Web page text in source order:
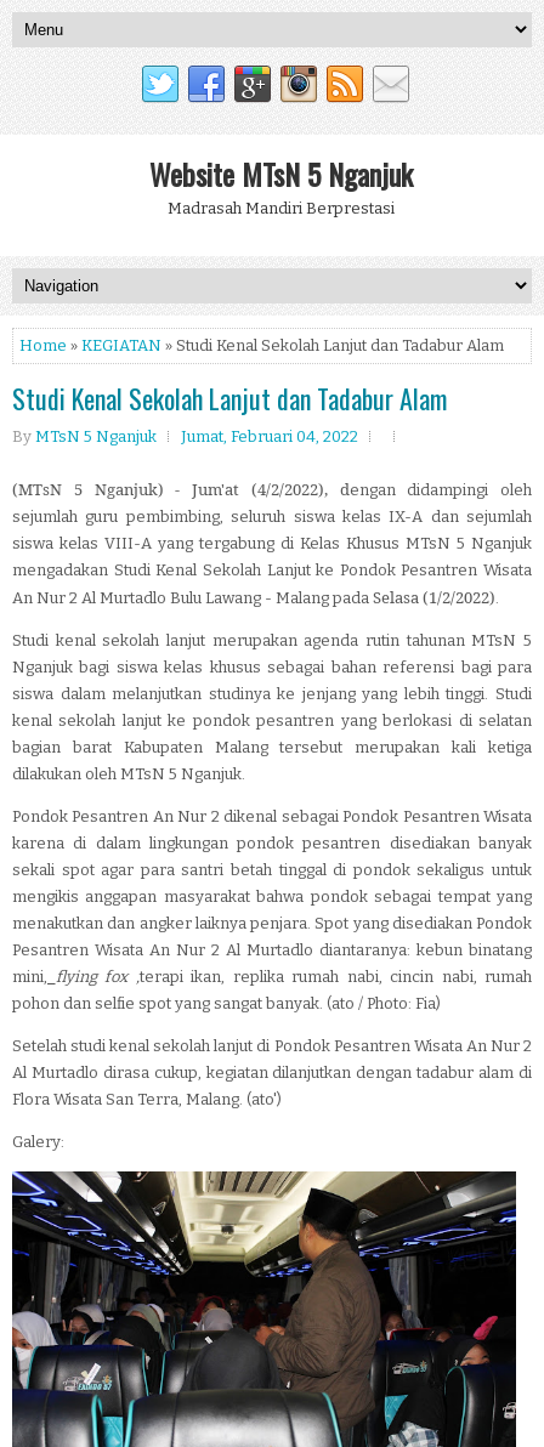
Website MTsN 5 Nganjuk
Madrasah Mandiri Berprestasi
Home » KEGIATAN » Studi Kenal Sekolah Lanjut dan Tadabur Alam
Studi Kenal Sekolah Lanjut dan Tadabur Alam
By MTsN 5 Nganjuk Jumat, Februari 04, 2022
(MTsN 5 Nganjuk) - Jum'at (4/2/2022), dengan didampingi oleh
sejumlah guru pembimbing, seluruh siswa kelas IX-A dan sejumlah
siswa kelas VIII-A yang tergabung di Kelas Khusus MTsN 5 Nganjuk
mengadakan Studi Kenal Sekolah Lanjut ke Pondok Pesantren Wisata
An Nur 2 Al Murtadlo Bulu Lawang - Malang pada Selasa (1/2/2022).
Studi kenal sekolah lanjut merupakan agenda rutin tahunan MTsN 5
Nganjuk bagi siswa kelas khusus sebagai bahan referensi bagi para
siswa dalam melanjutkan studinya ke jenjang yang lebih tinggi. Studi
kenal sekolah lanjut ke pondok pesantren yang berlokasi di selatan
bagian barat Kabupaten Malang tersebut merupakan kali ketiga
dilakukan oleh MTsN 5 Nganjuk.
Pondok Pesantren An Nur 2 dikenal sebagai Pondok Pesantren Wisata
karena di dalam lingkungan pondok pesantren disediakan banyak
sekali spot agar para santri betah tinggal di pondok sekaligus untuk
mengikis anggapan masyarakat bahwa pondok sebagai tempat yang
menakutkan dan angker laiknya penjara. Spot yang disediakan Pondok
Pesantren Wisata An Nur 2 Al Murtadlo diantaranya: kebun binatang
mini, flying fox ,terapi ikan, replika rumah nabi, cincin nabi, rumah
pohon dan selfie spot yang sangat banyak. (ato / Photo: Fia)
Setelah studi kenal sekolah lanjut di Pondok Pesantren Wisata An Nur 2
Al Murtadlo dirasa cukup, kegiatan dilanjutkan dengan tadabur alam di
Flora Wisata San Terra, Malang. (ato')
Galery: